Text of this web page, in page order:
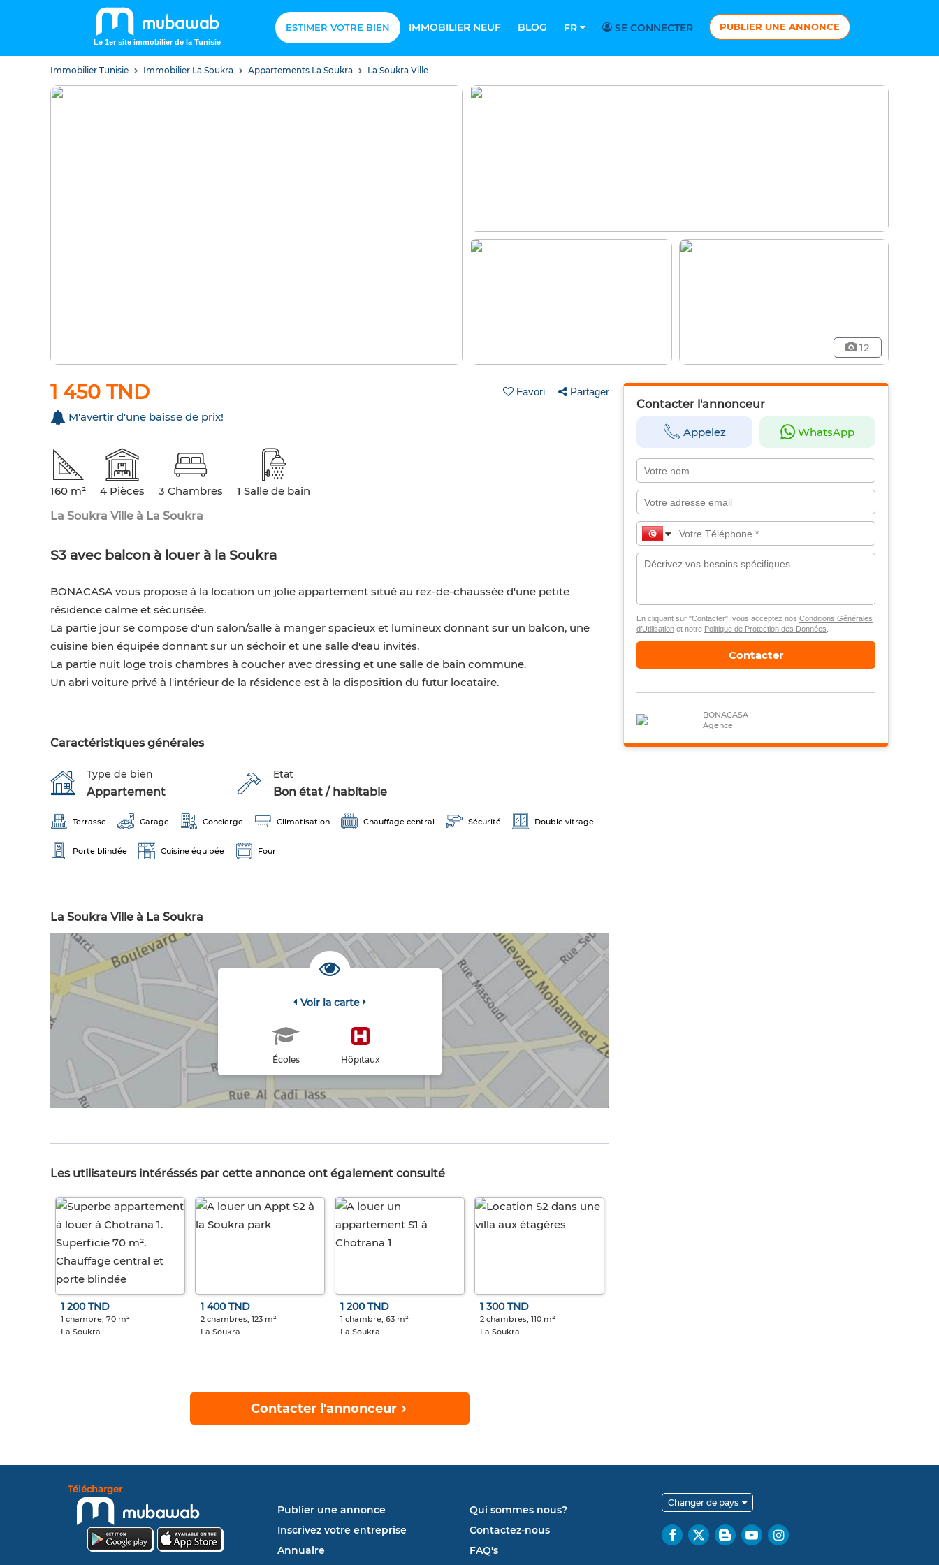
Le 1er site immobilier de la Tunisie
ESTIMER VOTRE BIEN IMMOBILIER NEUF BLOG FR SE CONNECTER PUBLIER UNE ANNONCE
Immobilier Tunisie Immobilier La Soukra Appartements La Soukra La Soukra Ville
12
1 450 TND Favori Partager
M'avertir d'une baisse de prix!
160 m² 4 Pièces 3 Chambres
1 Salle de bain
La Soukra Ville à La Soukra
S3 avec balcon à louer à la Soukra
BONACASA vous propose à la location un jolie appartement situé au rez-de-chaussée d'une petite
résidence calme et sécurisée.
La partie jour se compose d'un salon/salle à manger spacieux et lumineux donnant sur un balcon, une
cuisine bien équipée donnant sur un séchoir et une salle d'eau invités.
La partie nuit loge trois chambres à coucher avec dressing et une salle de bain commune.
Un abri voiture privé à l'intérieur de la résidence est à la disposition du futur locataire.
Caractéristiques générales
Type de bien
Appartement
Etat
Bon état / habitable
Terrasse Garage Concierge Climatisation Chauffage central Sécurité Double vitrage
Porte blindée Cuisine équipée Four
La Soukra Ville à La Soukra
Voir la carte
Écoles Hôpitaux
Les utilisateurs intéréssés par cette annonce ont également consulté
1 200 TND
1 chambre, 70 m²
La Soukra
1 400 TND
2 chambres, 123 m²
La Soukra
1 200 TND
1 chambre, 63 m²
La Soukra
1 300 TND
2 chambres, 110 m²
La Soukra
Contacter l'annonceur
Contacter l'annonceur
Appelez WhatsApp
En cliquant sur "Contacter", vous acceptez nos Conditions Générales
d’Utilisationet notre Politique de Protection des Données
Contacter
BONACASA
Agence
Télécharger
Publier une annonce
Inscrivez votre entreprise
Annuaire
Qui sommes nous?
Contactez-nous
FAQ's
Changer de pays